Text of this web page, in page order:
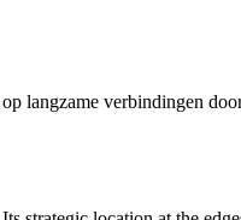
langzame verbindingen